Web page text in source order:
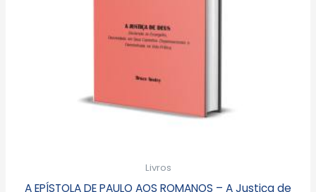
Livros
A EPÍSTOLA DE PAULO AOS ROMANOS – A Justiça de